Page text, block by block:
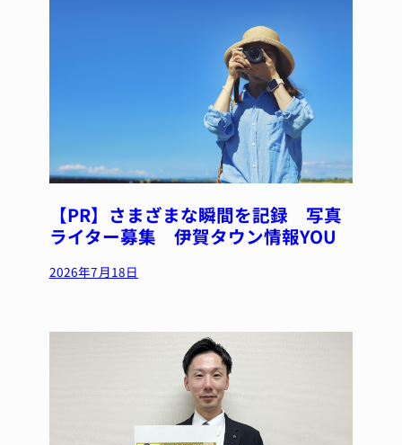
【PR】さまざまな瞬間を記録 写真
ライター募集 伊賀タウン情報YOU
2026年7月18日